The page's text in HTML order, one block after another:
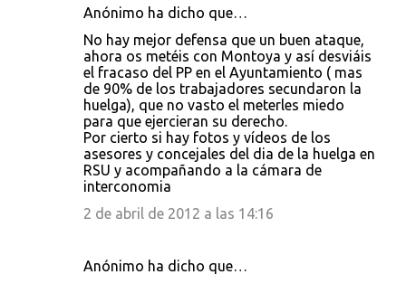
Anónimo ha dicho que…
No hay mejor defensa que un buen ataque,
ahora os metéis con Montoya y así desviáis
el fracaso del PP en el Ayuntamiento ( mas
de 90% de los trabajadores secundaron la
huelga), que no vasto el meterles miedo
para que ejercieran su derecho.
Por cierto si hay fotos y vídeos de los
asesores y concejales del dia de la huelga en
RSU y acompañando a la cámara de
interconomia
2 de abril de 2012 a las 14:16
Anónimo ha dicho que…